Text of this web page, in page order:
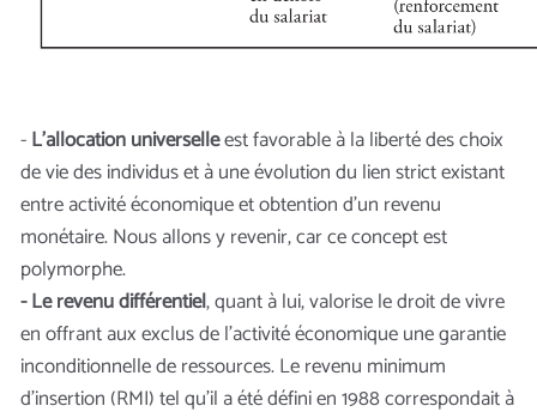
-L’allocation universelleest favorable à la liberté des choix
de vie des individus et à une évolution du lien strict existant
entre activité économique et obtention d’un revenu
monétaire. Nous allons y revenir, car ce concept est
polymorphe.
- Le revenu différentiel, quant à lui, valorise le droit de vivre
en offrant aux exclus de l’activité économique une garantie
inconditionnelle de ressources. Le revenu minimum
d’insertion (RMI) tel qu’il a été défini en 1988 correspondait à